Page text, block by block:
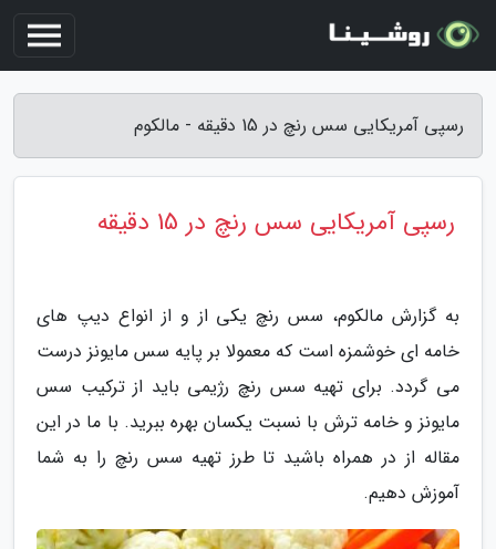
رسپی آمریکایی سس رنچ در 15 دقیقه - مالکوم
رسپی آمریکایی سس رنچ در 15 دقیقه
به گزارش مالکوم، سس رنچ یکی از و از انواع دیپ های
خامه ای خوشمزه است که معمولا بر پایه سس مایونز درست
می گردد. برای تهیه سس رنچ رژیمی باید از ترکیب سس
مایونز و خامه ترش با نسبت یکسان بهره ببرید. با ما در این
مقاله از در همراه باشید تا طرز تهیه سس رنچ را به شما
آموزش دهیم.